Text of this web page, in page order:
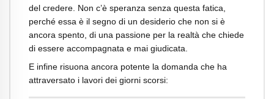
del credere. Non c’è speranza senza questa fatica,
perché essa è il segno di un desiderio che non si è
ancora spento, di una passione per la realtà che chiede
di essere accompagnata e mai giudicata.
E infine risuona ancora potente la domanda che ha
attraversato i lavori dei giorni scorsi: